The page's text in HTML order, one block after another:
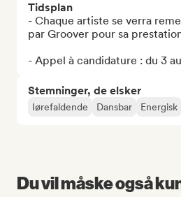
Tidsplan
- Chaque artiste se verra
par Groover pour sa
- Appel à candidature : du 3
Stemninger, de elsker
Iørefaldende Dansbar Energisk
Du vil måske også